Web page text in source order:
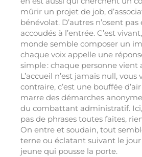
mûrir un projet de job,
bénévolat. D’autres n’osent
accoudés à l’entrée. C’est
monde semble composer un
chaque voix appelle une
simple : chaque personne vient
L’accueil n’est jamais null, vous
contraire, c’est une bouffée
marre des démarches
du combattant administratif.
pas de phrases toutes faites,
On entre et soudain, tout
terne ou éclatant suivant le
jeune qui pousse la porte.